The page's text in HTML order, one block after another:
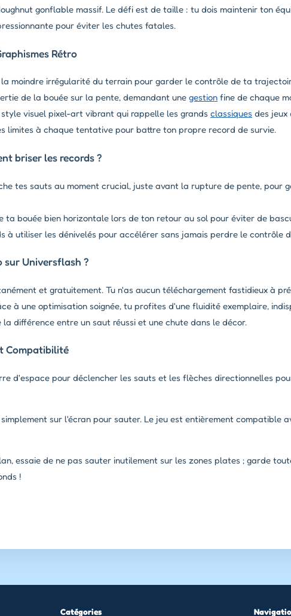
gonflable massif. Le défi est de taille : tu dois maintenir ton
pour éviter les chutes fatales.
Rétro
la moindre irrégularité du terrain pour garder le contrôle de ta
de la bouée sur la pente, demandant une gestion fine de chaque
visuel pixel-art vibrant qui rappelle les grands classiques des jeux
limites à chaque tentative pour battre ton propre record de survie.
briser les records ?
tes sauts au moment crucial, juste avant la rupture de pente, pour
ta bouée bien horizontale lors de ton retour au sol pour éviter de
à utiliser les dénivelés pour accélérer sans jamais perdre le contrôle
sur Universflash ?
et gratuitement. Tu n'as aucun téléchargement fastidieux à
à une optimisation soignée, tu profites d'une fluidité exemplaire,
différence entre un saut réussi et une chute dans le décor.
Compatibilité
d'espace pour déclencher les sauts et les flèches directionnelles
sur l'écran pour sauter. Le jeu est entièrement compatible
essaie de ne pas sauter inutilement sur les zones plates ; garde
!
Catégories